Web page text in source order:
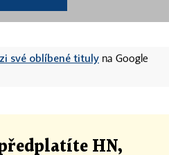
své oblíbené tituly na Google
HN,